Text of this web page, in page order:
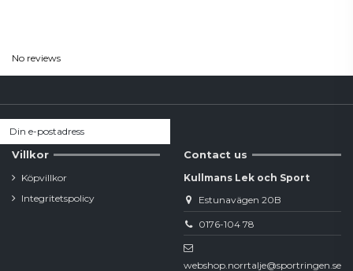
No reviews
Villkor
Köpvillkor
Integritetspolicy
Contact us
Kullmans Lek och Sport
Estunavägen 20B
0176-104 78
webshop.norrtalje@sportringen.se